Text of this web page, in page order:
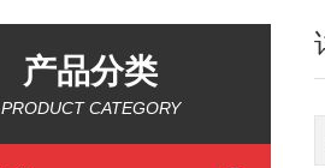
产品分类
PRODUCT CATEGORY